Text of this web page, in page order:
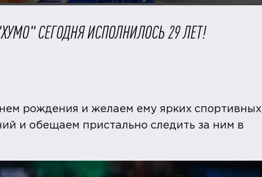
СЕГОДНЯ ИСПОЛНИЛОСЬ 29 ЛЕТ!
рождения и желаем ему ярких спортивных
и обещаем пристально следить за ним в